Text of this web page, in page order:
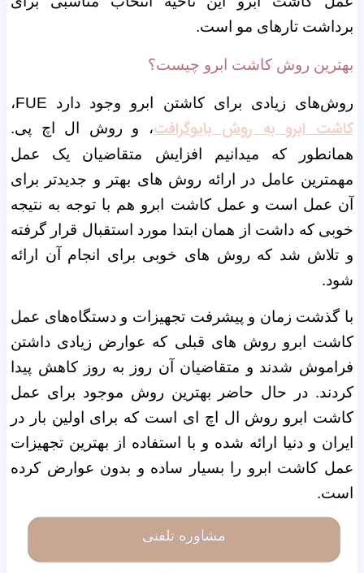
برداشت تارهای مو است.
بهترین روش کاشت ابرو چیست؟
روش‌های زیادی برای کاشتن ابرو وجود دارد FUE،
کاشت ابرو به روش بایوگرافت، و روش ال اچ پی.
همانطور که میدانیم افزایش متقاضیان یک عمل
مهمترین عامل در ارائه روش های بهتر و جدیدتر برای
آن عمل است و عمل کاشت ابرو هم با توجه به نتیجه
خوبی که داشت از همان ابتدا مورد استقبال قرار گرفته
و تلاش شد که روش های خوبی برای انجام آن ارائه
شود.
با گذشت زمان و پیشرفت تجهیزات و دستگاه‌های عمل
کاشت ابرو روش های قبلی که عوارض زیادی داشتن
فراموش شدند و متقاضیان آن روز به روز کاهش پیدا
کردند. در حال حاضر بهترین روش موجود برای عمل
کاشت ابرو روش ال اچ ای است که برای اولین بار در
ایران و دنیا ارائه شده و با استفاده از بهترین تجهیزات
عمل کاشت ابرو را بسیار ساده و بدون عوارض کرده
است.
مشاوره تلفنی